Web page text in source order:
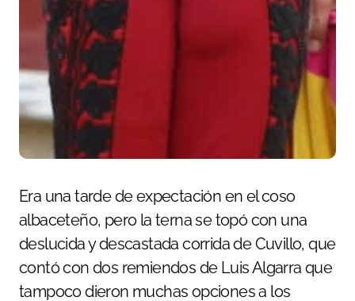
Era una tarde de expectación en el coso
albaceteño, pero la terna se topó con una
deslucida y descastada corrida de Cuvillo, que
contó con dos remiendos de Luis Algarra que
tampoco dieron muchas opciones a los